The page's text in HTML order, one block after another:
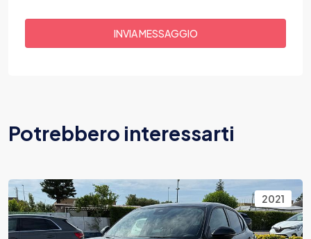
Potrebbero interessarti
2020